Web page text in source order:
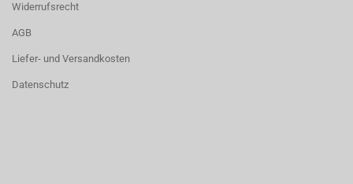
Widerrufsrecht
AGB
Liefer- und Versandkosten
Datenschutz